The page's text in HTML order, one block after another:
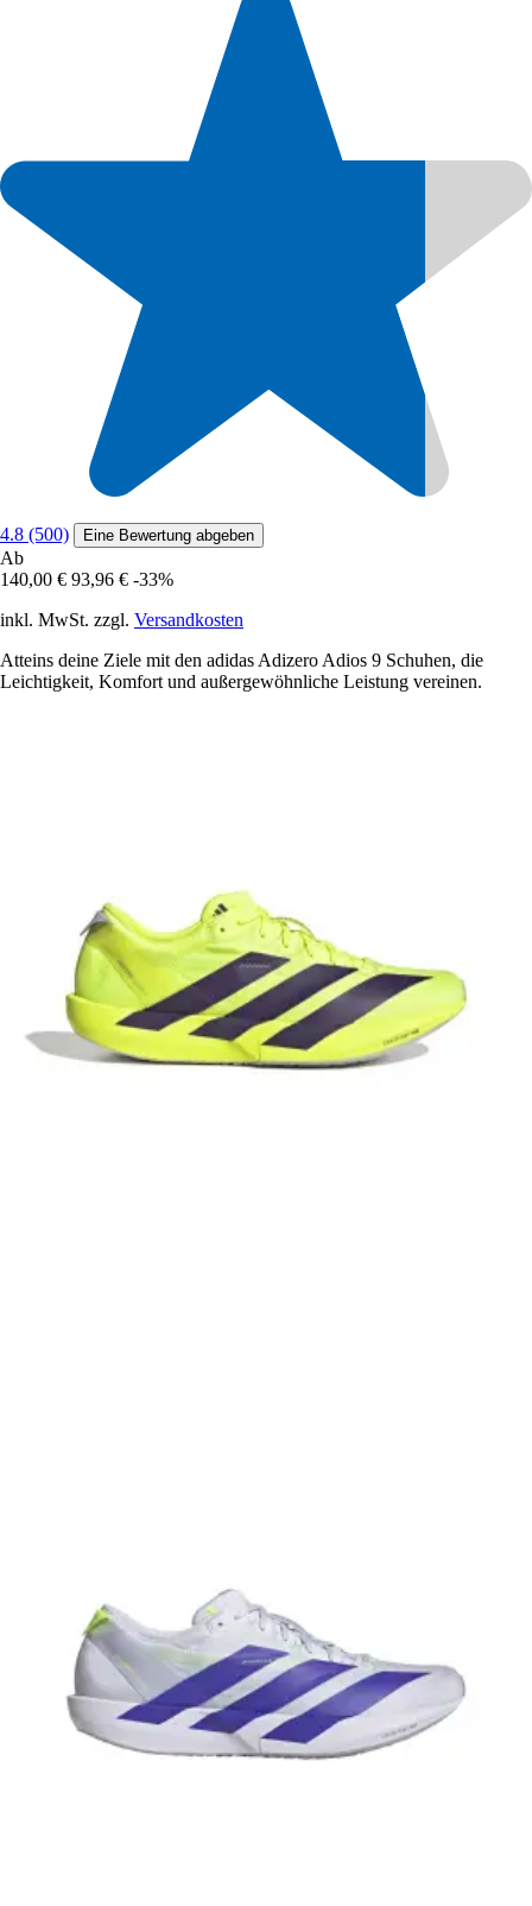
4.8 (500) Eine Bewertung abgeben
Ab
140,00 € 93,96 € -33%
inkl. MwSt. zzgl. Versandkosten
Atteins deine Ziele mit den adidas Adizero Adios 9 Schuhen, die
Leichtigkeit, Komfort und außergewöhnliche Leistung vereinen.